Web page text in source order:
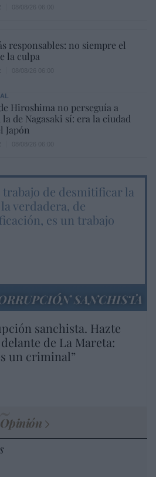
responsables: no siempre el
la culpa
Hiroshima no perseguía a
de Nagasaki sí: era la ciudad
Japón
de desmitificar la
verdadera, de
es un trabajo
SANCHISTA
sanchista. Hazte
de La Mareta:
un criminal”
Opinión